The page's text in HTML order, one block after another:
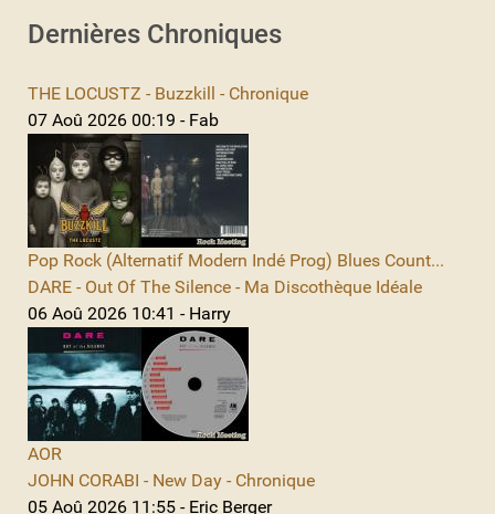
Dernières Chroniques
THE LOCUSTZ - Buzzkill - Chronique
07 Aoû 2026 00:19 - Fab
Pop Rock (Alternatif Modern Indé Prog) Blues Count...
DARE - Out Of The Silence - Ma Discothèque Idéale
06 Aoû 2026 10:41 - Harry
AOR
JOHN CORABI - New Day - Chronique
05 Aoû 2026 11:55 - Eric Berger